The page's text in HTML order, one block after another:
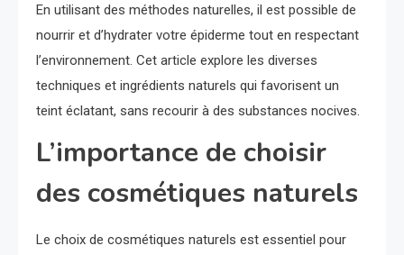
En utilisant des méthodes naturelles, il est possible de
nourrir et d’hydrater votre épiderme tout en respectant
l’environnement. Cet article explore les diverses
techniques et ingrédients naturels qui favorisent un
teint éclatant, sans recourir à des substances nocives.
L’importance de choisir
des cosmétiques naturels
Le choix de cosmétiques naturels est essentiel pour